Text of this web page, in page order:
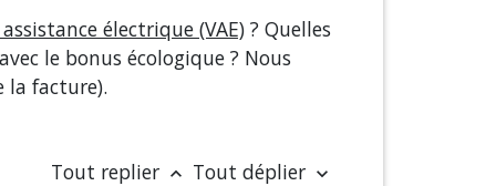
électrique (VAE) ? Quelles
le bonus écologique ? Nous
la facture).
Tout replier keyboard_arrow_up Tout déplier keyboard_arrow_down